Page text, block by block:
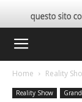
Home Reality
Reality Show